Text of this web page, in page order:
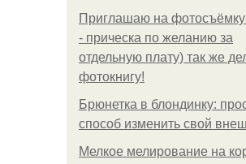
Приглашаю на
- прическа по желанию за
отдельную плату) так же
фотокнигу!
Брюнетка в блондинку:
способ изменить свой
Мелкое мелирование на